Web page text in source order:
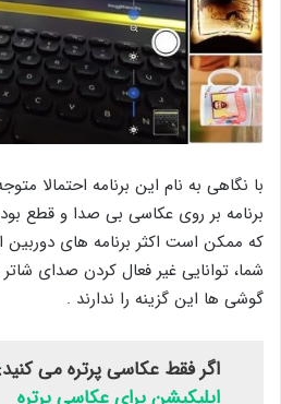
با نگاهی به نام این برنامه احتمالا
برنامه بر روی عکاسی بی ‌صدا و قطع
که ممکن است اکثر برنامه ‌های
شما، توانایی غیر فعال کردن صدای شاتر
گوشی ها این گزینه را ندارند .
اگر فقط عکاسی پرتره می